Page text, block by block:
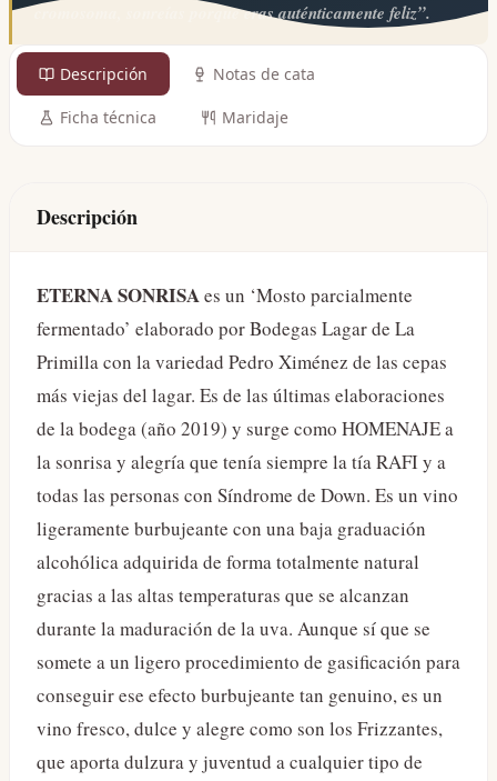
cromosoma, sonreías porque eras auténticamente feliz”.
Descripción Notas de cata
Ficha técnica Maridaje
Descripción
ETERNA SONRISAes un ‘Mosto parcialmente
fermentado’ elaborado por Bodegas Lagar de La
Primilla con la variedad Pedro Ximénez de las cepas
más viejas del lagar. Es de las últimas elaboraciones
de la bodega (año 2019) y surge como HOMENAJE a
la sonrisa y alegría que tenía siempre la tía RAFI y a
todas las personas con Síndrome de Down. Es un vino
ligeramente burbujeante con una baja graduación
alcohólica adquirida de forma totalmente natural
gracias a las altas temperaturas que se alcanzan
durante la maduración de la uva. Aunque sí que se
somete a un ligero procedimiento de gasificación para
conseguir ese efecto burbujeante tan genuino, es un
vino fresco, dulce y alegre como son los Frizzantes,
que aporta dulzura y juventud a cualquier tipo de